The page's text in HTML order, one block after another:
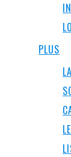
PLUS